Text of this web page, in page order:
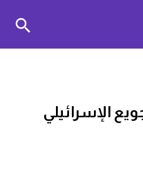
الإسرائيلي